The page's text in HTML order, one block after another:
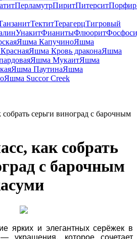
ПерламутрПиритПитерситПорфир
ТектитТерагерцТигровый
УнакитФианитыФлюорит
Яшма КапучиноЯшма
Яшма Кровь драконаЯшма
Яшма МукаитЯшма
Яшма ПаутинаЯшма
Яшма Succor Creek
собрать серьги виноград с барочным
как собрать
с барочным
ярких и элегантных серёжек в
украшения, которое сочетает